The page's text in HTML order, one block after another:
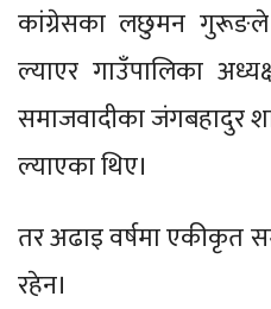
कांग्रेसका लछुमन
ल्याएर गाउँपालिका
समाजवादीका जंगबहादुर
ल्याएका थिए।
तर अढाइ वर्षमा एकीकृत
रहेन।